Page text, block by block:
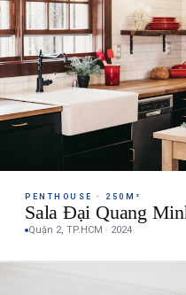
PENTHOUSE · 250M²
Sala Đại Quang
Quận 2, TP.HCM · 2024